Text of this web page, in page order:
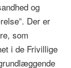
og
Der er
som
i de Frivillige